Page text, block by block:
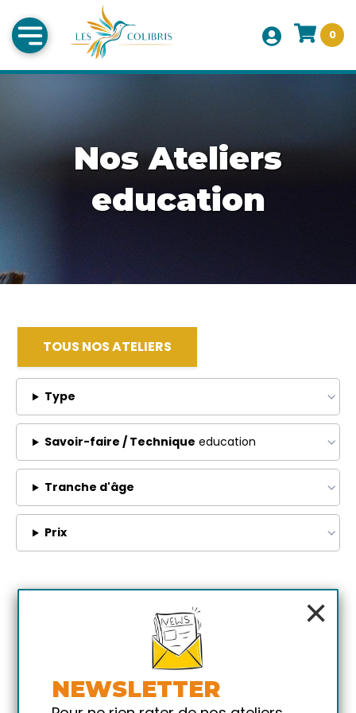
0
Nos Ateliers
education
TOUS NOS ATELIERS
Type
Savoir-faire / Technique education
Tranche d'âge
Prix
×
NEWSLETTER